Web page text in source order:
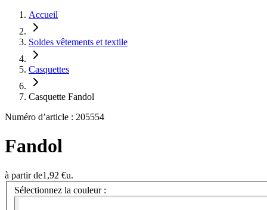
Accueil
Soldes vêtements et textile
Casquettes
Casquette Fandol
Numéro d’article : 205554
Fandol
à partir de1,92 €u.
Sélectionnez la couleur :